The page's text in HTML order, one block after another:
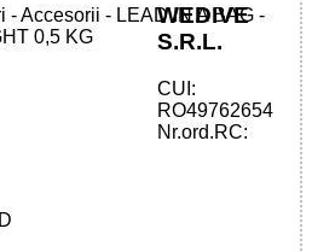
ULTRASOFT
WEDIVE
S.R.L.
CUI:
RO49762654
Nr.ord.RC: